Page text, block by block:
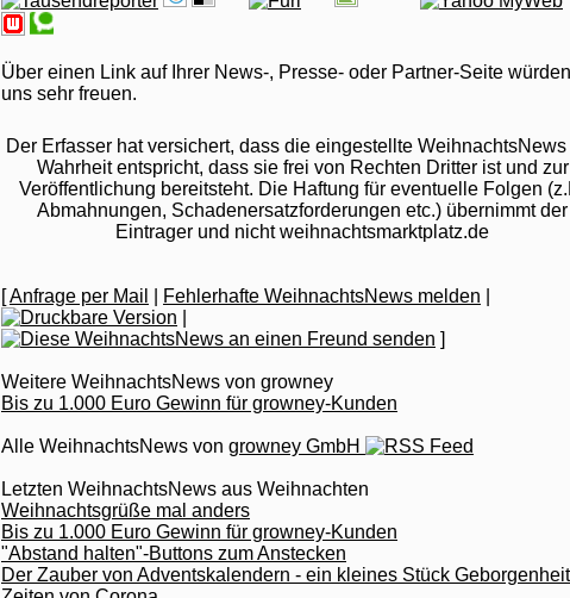
Über einen Link auf Ihrer News-, Presse- oder Partner-Seite
uns sehr freuen.
Der Erfasser hat versichert, dass die eingestellte WeihnachtsNews
Wahrheit entspricht, dass sie frei von Rechten Dritter ist und zur
Veröffentlichung bereitsteht. Die Haftung für eventuelle Folgen
Abmahnungen, Schadenersatzforderungen etc.) übernimmt der
Eintrager und nicht weihnachtsmarktplatz.de
[Anfrage per Mail Fehlerhafte WeihnachtsNews melden
]
Weitere WeihnachtsNews von growney
Bis zu 1.000 Euro Gewinn für growney-Kunden
Alle WeihnachtsNews von growney GmbH
Letzten WeihnachtsNews aus Weihnachten
Weihnachtsgrüße mal anders
Bis zu 1.000 Euro Gewinn für growney-Kunden
"Abstand halten"-Buttons zum Anstecken
Der Zauber von Adventskalendern - ein kleines Stück